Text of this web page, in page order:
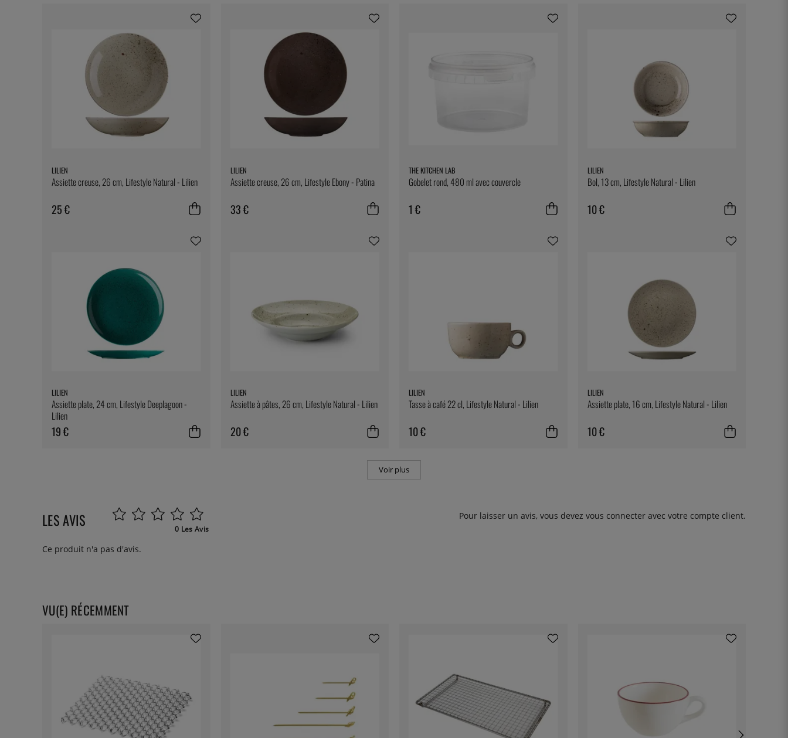
LILIEN
Assiette creuse, 26 cm, Lifestyle Natural - Lilien
25 €
LILIEN
Assiette creuse, 26 cm, Lifestyle Ebony - Patina
33 €
THE KITCHEN LAB
Gobelet rond, 480 ml avec couvercle
1 €
LILIEN
Bol, 13 cm, Lifestyle Natural - Lilien
10 €
LILIEN
Assiette plate, 24 cm, Lifestyle Deeplagoon -
Lilien
19 €
LILIEN
Assiette à pâtes, 26 cm, Lifestyle Natural - Lilien
20 €
LILIEN
Tasse à café 22 cl, Lifestyle Natural - Lilien
10 €
LILIEN
Assiette plate, 16 cm, Lifestyle Natural - Lilien
10 €
Voir plus
LES AVIS 0 Les Avis
Pour laisser un avis, vous devez vous connecter avec votre compte client.
Ce produit n'a pas d'avis.
VU(E) RÉCEMMENT